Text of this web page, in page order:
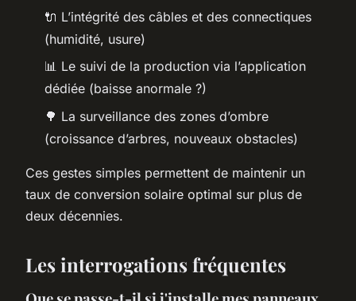
🔌 L’intégrité des câbles et des connectiques
(humidité, usure)
📊 Le suivi de la production via l’application
dédiée (baisse anormale ?)
🌳 La surveillance des zones d’ombre
(croissance d’arbres, nouveaux obstacles)
Ces gestes simples permettent de maintenir un
taux de conversion solaire optimal sur plus de
deux décennies.
Les interrogations fréquentes